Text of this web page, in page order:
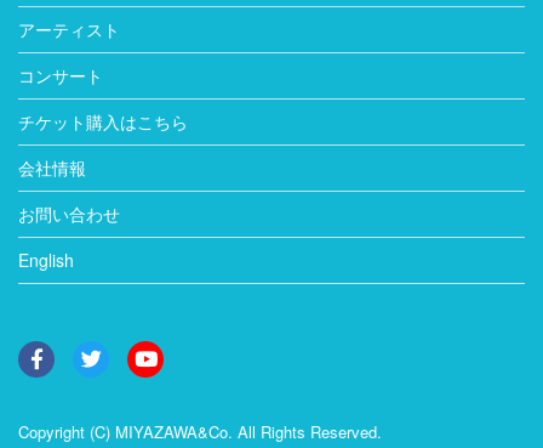
アーティスト
コンサート
チケット購入はこちら
会社情報
お問い合わせ
English
Copyright (C) MIYAZAWA&Co. All Rights Reserved.